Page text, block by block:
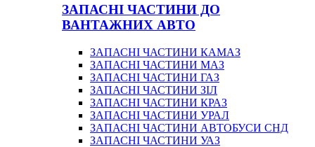
ЗАПАСНІ ЧАСТИНИ ДО
ВАНТАЖНИХ АВТО
ЗАПАСНІ ЧАСТИНИ КАМАЗ
ЗАПАСНІ ЧАСТИНИ МАЗ
ЗАПАСНІ ЧАСТИНИ ГАЗ
ЗАПАСНІ ЧАСТИНИ ЗІЛ
ЗАПАСНІ ЧАСТИНИ КРАЗ
ЗАПАСНІ ЧАСТИНИ УРАЛ
ЗАПАСНІ ЧАСТИНИ АВТОБУСИ СНД
ЗАПАСНІ ЧАСТИНИ УАЗ